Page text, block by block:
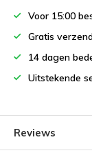
Voor 15:00
Gratis
14 dagen
Uitstekende
Reviews